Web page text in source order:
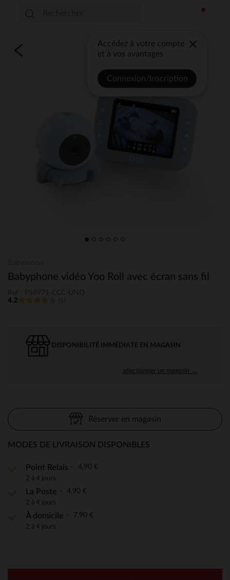
Accédez à votre compte
et à vos avantages
Connexion/Inscription
Babyphone vidéo Yoo Roll avec écran sans fil
4.2
DISPONIBILITÉ IMMÉDIATE EN MAGASIN
sélectionner un magasin →
Réserver en magasin
MODES DE LIVRAISON DISPONIBLES
Point Relais 4,90 €
2 à 4 jours
La Poste 4,90 €
2 à 4 jours
À domicile 7,90 €
2 à 4 jours